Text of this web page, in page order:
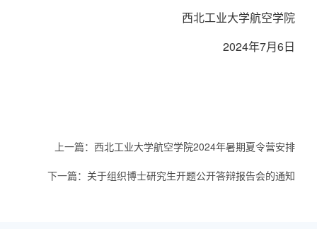
西北工业大学航空学院
2024年7月6日
上一篇：西北工业大学航空学院2024年暑期夏令营安排
下一篇： 关于组织博士研究生开题公开答辩报告会的通知